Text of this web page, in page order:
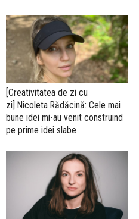
[Creativitatea de zi cu
zi] Nicoleta Rădăcină: Cele mai
bune idei mi-au venit construind
pe prime idei slabe